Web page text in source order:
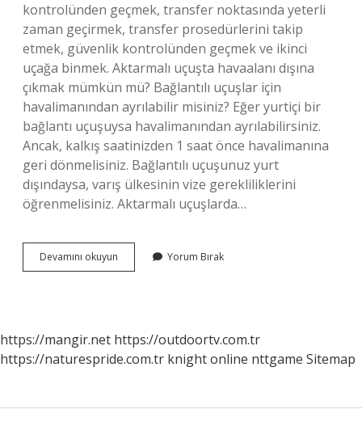
kontrolünden geçmek, transfer noktasında yeterli
zaman geçirmek, transfer prosedürlerini takip
etmek, güvenlik kontrolünden geçmek ve ikinci
uçağa binmek. Aktarmalı uçuşta havaalanı dışına
çıkmak mümkün mü? Bağlantılı uçuşlar için
havalimanından ayrılabilir misiniz? Eğer yurtiçi bir
bağlantı uçuşuysa havalimanından ayrılabilirsiniz.
Ancak, kalkış saatinizden 1 saat önce havalimanına
geri dönmelisiniz. Bağlantılı uçuşunuz yurt
dışındaysa, varış ülkesinin vize gerekliliklerini
öğrenmelisiniz. Aktarmalı uçuşlarda…
Devamını okuyun Aktarmalı
Uçuşlar
Yorum Bırak
https://mangir.net https://outdoortv.com.tr
https://naturespride.com.tr knight online nttgame Sitemap